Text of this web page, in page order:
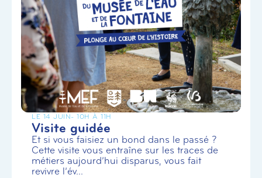
LE 14 JUIN- 10H À 11H
Visite guidée
Et si vous faisiez un bond dans le passé ?
Cette visite vous entraîne sur les traces de
métiers aujourd’hui disparus, vous fait
revivre l’év...